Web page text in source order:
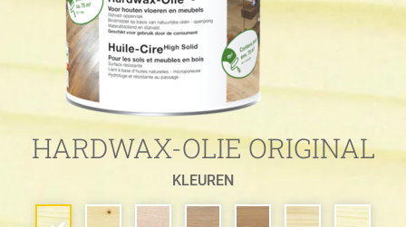
HARDWAX-OLIE ORIGINAL
KLEUREN